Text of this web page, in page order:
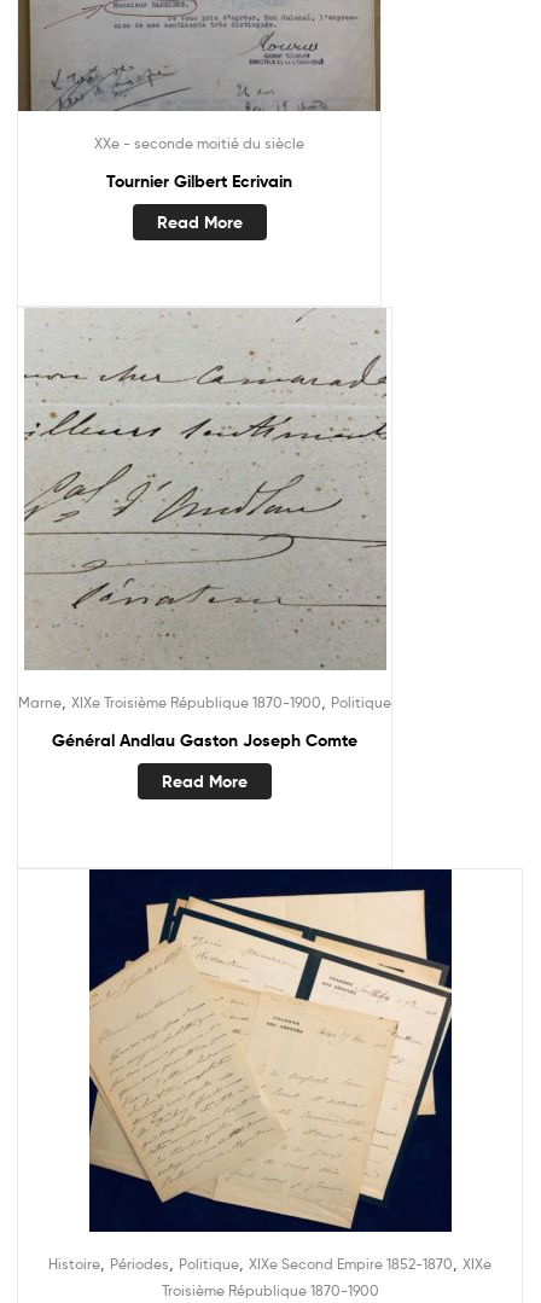
XXe - seconde moitié du siècle
Tournier Gilbert Ecrivain
Read More
Marne XIXe Troisième République 1870-1900 Politique
Général Andlau Gaston Joseph Comte
Read More
Histoire Périodes Politique XIXe Second Empire 1852-1870 XIXe
Troisième République 1870-1900